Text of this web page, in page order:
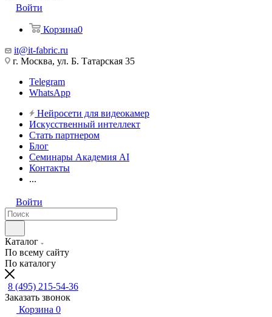
Войти
Корзина0
it@it-fabric.ru
г. Москва, ул. Б. Татарская 35
Telegram
WhatsApp
Нейросети для видеокамер
Искусственный интеллект
Стать партнером
Блог
Семинары Академия AI
Контакты
...
Войти
Каталог
По всему сайту
По каталогу
8 (495) 215-54-36
Заказать звонок
Корзина 0